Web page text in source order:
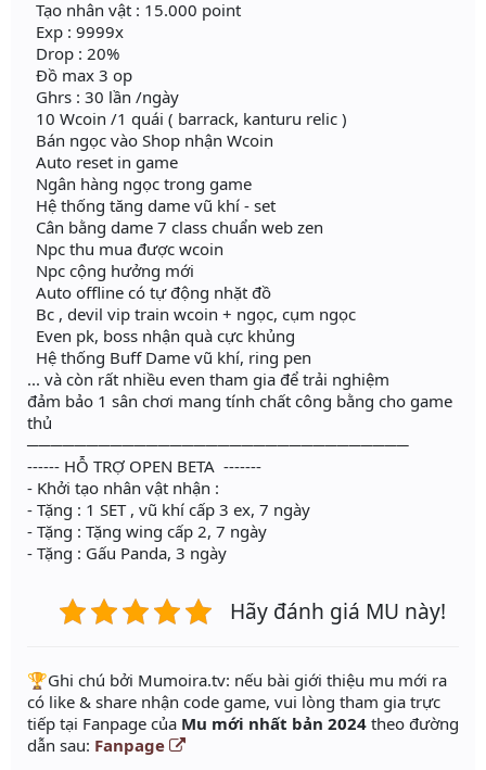
Tạo nhân vật : 15.000 point
Exp : 9999x
Drop : 20%
Đồ max 3 op
Ghrs : 30 lần /ngày
10 Wcoin /1 quái ( barrack, kanturu relic )
Bán ngọc vào Shop nhận Wcoin
Auto reset in game
Ngân hàng ngọc trong game
Hệ thống tăng dame vũ khí - set
Cân bằng dame 7 class chuẩn web zen
Npc thu mua được wcoin
Npc cộng hưởng mới
Auto offline có tự động nhặt đồ
Bc , devil vip train wcoin + ngọc, cụm ngọc
Even pk, boss nhận quà cực khủng
Hệ thống Buff Dame vũ khí, ring pen
... và còn rất nhiều even tham gia để trải nghiệm
đảm bảo 1 sân chơi mang tính chất công bằng cho game
thủ
────────────────────────────────
------ HỖ TRỢ OPEN BETA -------
- Khởi tạo nhân vật nhận :
- Tặng : 1 SET , vũ khí cấp 3 ex, 7 ngày
- Tặng : Tặng wing cấp 2, 7 ngày
- Tặng : Gấu Panda, 3 ngày
Hãy đánh giá MU này!
️🏆Ghi chú bởi Mumoira.tv: nếu bài giới thiệu mu mới ra
có like & share nhận code game, vui lòng tham gia trực
tiếp tại Fanpage của Mu mới nhất bản 2024 theo đường
dẫn sau: Fanpage